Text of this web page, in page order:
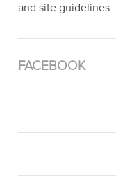
and site guidelines.
FACEBOOK